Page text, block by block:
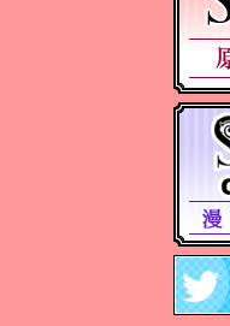
2025年４月刊電子書籍配信の
2025年３月刊電子書籍配信の
【Sonyaコミックス 電子書
2024年12月刊電子書籍配信の